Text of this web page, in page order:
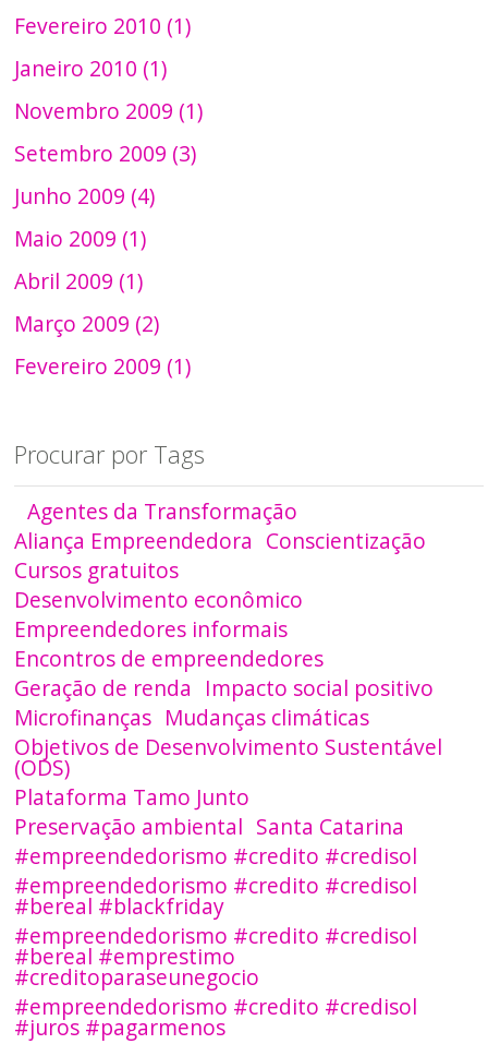
Fevereiro 2010 (1)
Janeiro 2010 (1)
Novembro 2009 (1)
Setembro 2009 (3)
Junho 2009 (4)
Maio 2009 (1)
Abril 2009 (1)
Março 2009 (2)
Fevereiro 2009 (1)
Procurar por Tags
Agentes da Transformação
Aliança Empreendedora Conscientização
Cursos gratuitos
Desenvolvimento econômico
Empreendedores informais
Encontros de empreendedores
Geração de renda Impacto social positivo
Microfinanças Mudanças climáticas
Objetivos de Desenvolvimento Sustentável
(ODS)
Plataforma Tamo Junto
Preservação ambiental Santa Catarina
#empreendedorismo #credito #credisol
#empreendedorismo #credito #credisol
#bereal #blackfriday
#empreendedorismo #credito #credisol
#bereal #emprestimo
#creditoparaseunegocio
#empreendedorismo #credito #credisol
#juros #pagarmenos